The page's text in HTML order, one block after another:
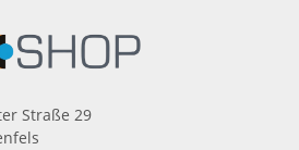
Straße 29